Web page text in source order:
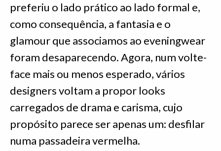
preferiu o lado prático ao lado formal e,
como consequência, a fantasia e o
glamour que associamos ao eveningwear
foram desaparecendo. Agora, num volte-
face mais ou menos esperado, vários
designers voltam a propor looks
carregados de drama e carisma, cujo
propósito parece ser apenas um: desfilar
numa passadeira vermelha.